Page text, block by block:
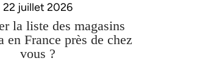
22 juillet 2026
la liste des magasins
en France près de chez
vous ?